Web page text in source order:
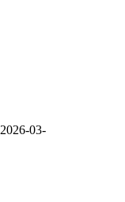
2026-03-